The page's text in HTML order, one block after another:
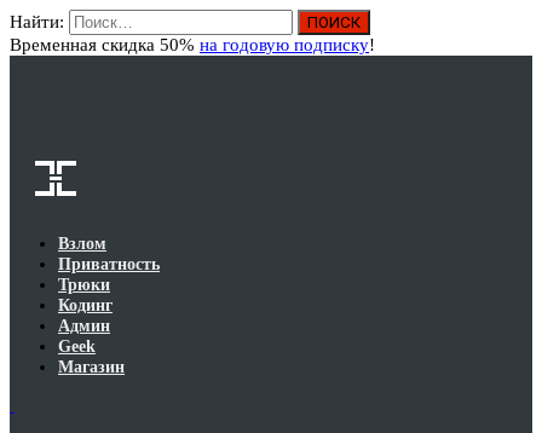
Найти:
Временная скидка 50% на годовую подписку!
Взлом
Приватность
Трюки
Кодинг
Админ
Geek
Магазин